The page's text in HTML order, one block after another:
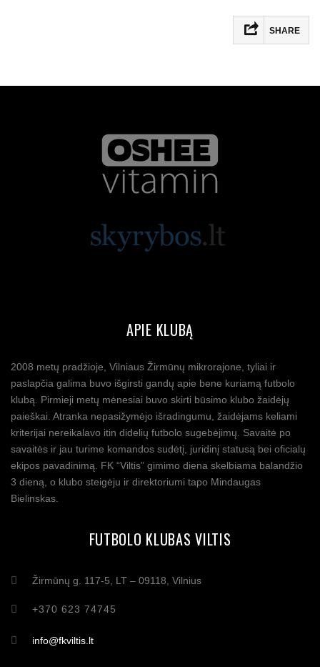
SHARE
APIE KLUBĄ
2008 metų pradžioje, Vilniaus Žirmūnų mikrorajone, tyliai ir
paslapčia galima buvo išgirsti gandų apie bene kuriamą futbolo
klubą. Pirmieji metų mėnesiai buvo skirti būsimo klubo žaidėjų
paieškai. Atranka nepasižymėjo išradingumu, žaidėjams keliami
kriterijai nereikalavo itin didelių futbolo sugebėjimų. Savaitė po
savaitės ir jau turime komandos sudėtį, juridinį statusą bei oficialų
ekipos pavadinimą. FK “Viltis” gimimo diena skelbiama balandžio
3 dieną, o klubo steigėju ir direktoriumi tapo Mindaugas
Bielinskas.
FUTBOLO KLUBAS VILTIS
Žirmūnų g. 117-5, LT – 09118, Vilnius
+370 623 74745
info@fkviltis.lt